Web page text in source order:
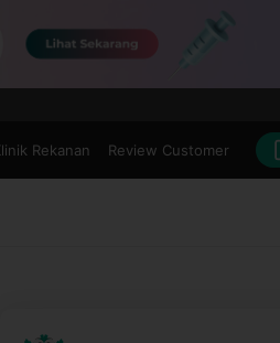
Rekanan Review Customer